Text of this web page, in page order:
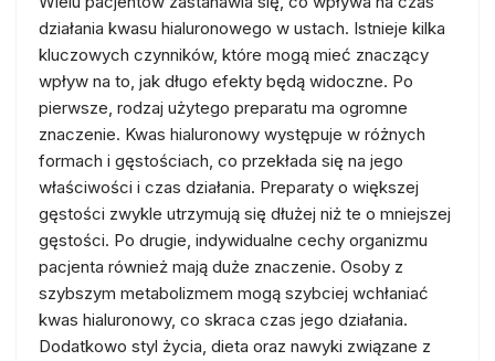
działania kwasu hialuronowego w ustach. Istnieje kilka
kluczowych czynników, które mogą mieć znaczący
wpływ na to, jak długo efekty będą widoczne. Po
pierwsze, rodzaj użytego preparatu ma ogromne
znaczenie. Kwas hialuronowy występuje w różnych
formach i gęstościach, co przekłada się na jego
właściwości i czas działania. Preparaty o większej
gęstości zwykle utrzymują się dłużej niż te o mniejszej
gęstości. Po drugie, indywidualne cechy organizmu
pacjenta również mają duże znaczenie. Osoby z
szybszym metabolizmem mogą szybciej wchłaniać
kwas hialuronowy, co skraca czas jego działania.
Dodatkowo styl życia, dieta oraz nawyki związane z